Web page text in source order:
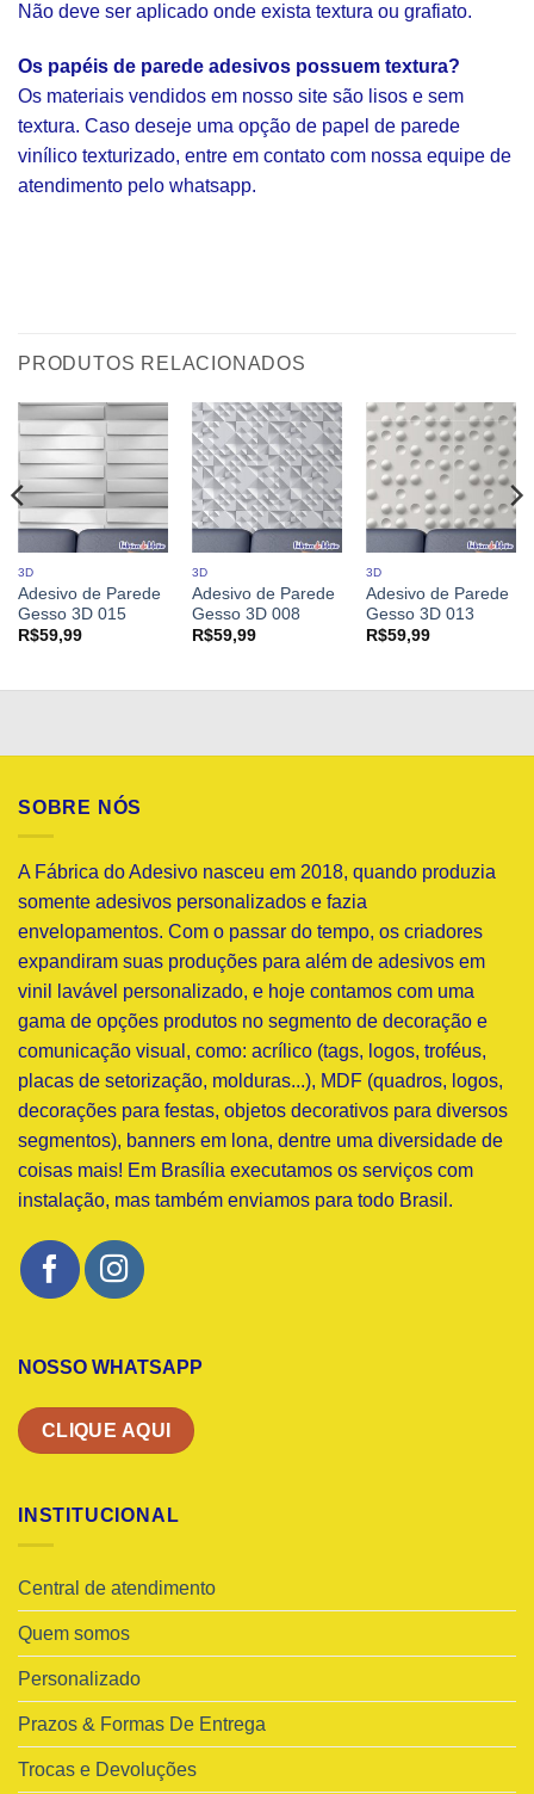
Não deve ser aplicado onde exista textura ou grafiato.
Os papéis de parede adesivos possuem textura?
Os materiais vendidos em nosso site são lisos e sem
textura. Caso deseje uma opção de papel de parede
vinílico texturizado, entre em contato com nossa equipe de
atendimento pelo whatsapp.
PRODUTOS RELACIONADOS
3D
Adesivo de Parede
Gesso 3D 015
R$59,99
3D
Adesivo de Parede
Gesso 3D 008
R$59,99
3D
Adesivo de Parede
Gesso 3D 013
R$59,99
SOBRE NÓS
A Fábrica do Adesivo nasceu em 2018, quando produzia
somente adesivos personalizados e fazia
envelopamentos. Com o passar do tempo, os criadores
expandiram suas produções para além de adesivos em
vinil lavável personalizado, e hoje contamos com uma
gama de opções produtos no segmento de decoração e
comunicação visual, como: acrílico (tags, logos, troféus,
placas de setorização, molduras...), MDF (quadros, logos,
decorações para festas, objetos decorativos para diversos
segmentos), banners em lona, dentre uma diversidade de
coisas mais! Em Brasília executamos os serviços com
instalação, mas também enviamos para todo Brasil.
NOSSO WHATSAPP
CLIQUE AQUI
INSTITUCIONAL
Central de atendimento
Quem somos
Personalizado
Prazos & Formas De Entrega
Trocas e Devoluções